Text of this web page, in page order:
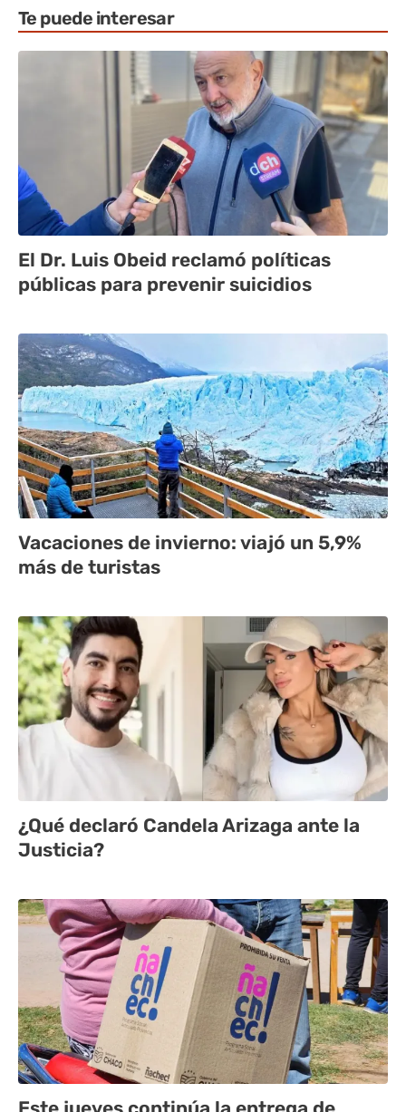
Te puede interesar
El Dr. Luis Obeid reclamó políticas
públicas para prevenir suicidios
Vacaciones de invierno: viajó un 5,9%
más de turistas
¿Qué declaró Candela Arizaga ante la
Justicia?